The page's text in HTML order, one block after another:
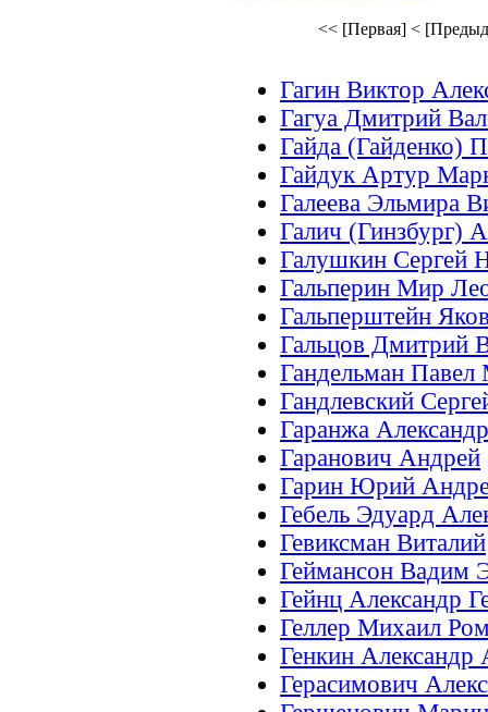
<< [Первая] <
Гагин Виктор
Гагуа Дмитрий
Гайда (Гайденко)
Гайдук Артур
Галеева Эльмира
Галич (Гинзбург)
Галушкин Сергей
Гальперин Мир
Гальперштейн
Гальцов Дмитрий
Гандельман Павел
Гандлевский
Гаранжа Александр
Гаранович Андрей
Гарин Юрий
Гебель Эдуард
Гевиксман Виталий
Геймансон Вадим
Гейнц Александр
Геллер Михаил
Генкин Александр
Герасимович